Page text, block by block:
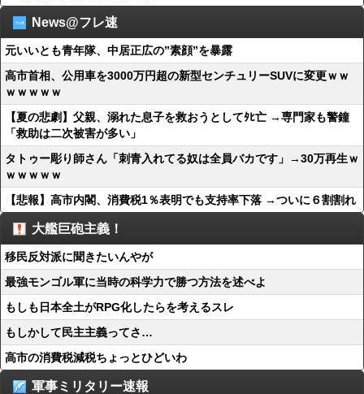
News@フレ速
元いいとも青年隊、中居正広の”素顔”を暴露
高市首相、公用車を3000万円超の新型センチュリーSUVに変更ｗｗ
ｗｗｗｗｗ
【夏の悲劇】父親、溺れた息子を救おうとしてﾀﾋ亡 →専門家も警鐘
「救助は二次被害が多い」
タトゥー彫り師さん「刺青入れてる奴は全員バカです」→30万再生ｗ
ｗｗｗｗｗ
【悲報】高市内閣、消費税1％表明でも支持率下落 →ついに６割割れ
大艦巨砲主義！
移民反対派に聞きたいんやが
最強モンゴル軍に当時の科学力で勝つ方法を述べよ
もしも日本全土がRPG化したらを考えるスレ
もしかして民主主義ってさ…
高市の消費税減税ちょっとひどいわ
軍事ミリタリー速報